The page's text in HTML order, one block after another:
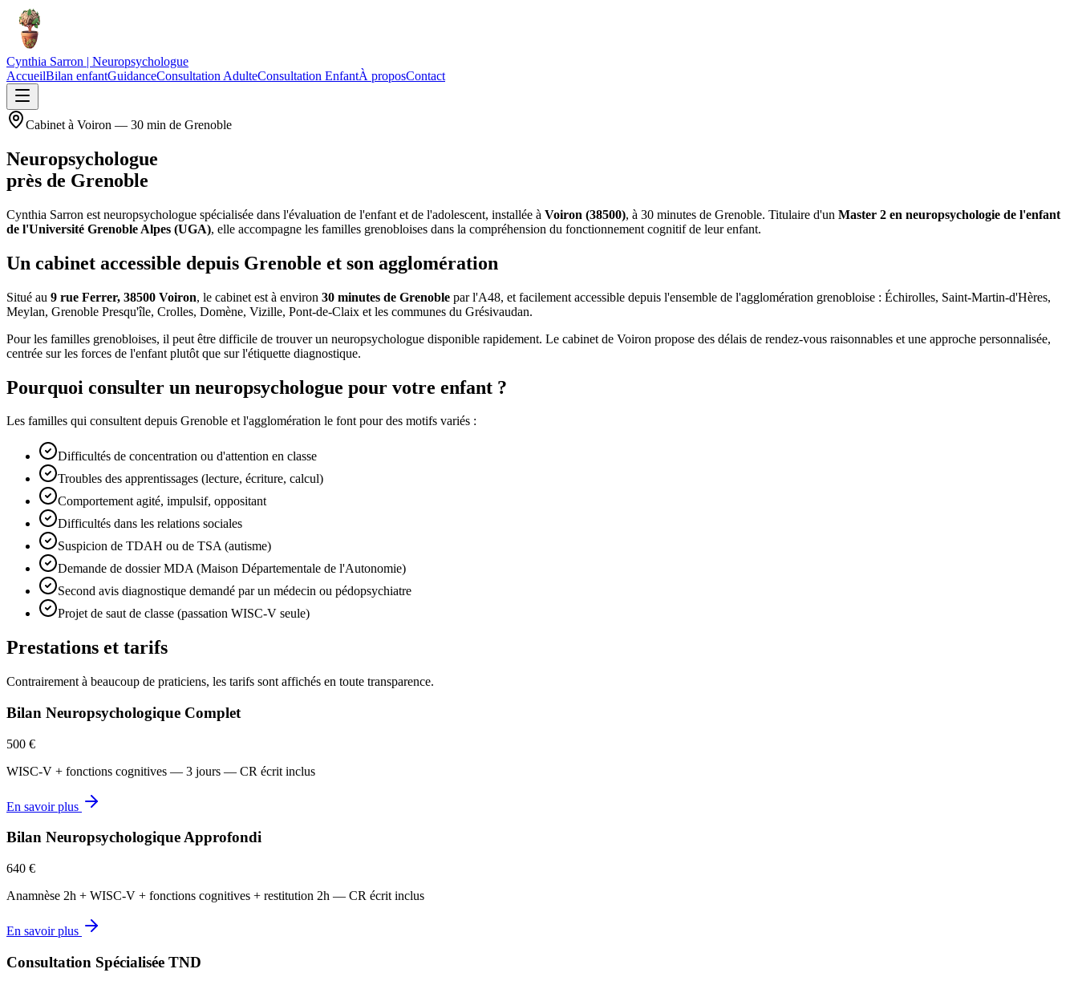
Cynthia Sarron | Neuropsychologue
AccueilBilan enfantGuidanceConsultation AdulteConsultation EnfantÀ proposContact
Cabinet à Voiron — 30 min de Grenoble
Neuropsychologue
près de Grenoble
Cynthia Sarron est neuropsychologue spécialisée dans l'évaluation de l'enfant et de l'adolescent, installée à Voiron (38500), à 30 minutes de Grenoble. Titulaire d'un Master 2 en neuropsychologie de l'enfant
de l'Université Grenoble Alpes (UGA), elle accompagne les familles grenobloises dans la compréhension du fonctionnement cognitif de leur enfant.
Un cabinet accessible depuis Grenoble et son agglomération
Situé au 9 rue Ferrer, 38500 Voiron, le cabinet est à environ 30 minutes de Grenoble par l'A48, et facilement accessible depuis l'ensemble de l'agglomération grenobloise : Échirolles, Saint-Martin-d'Hères,
Meylan, Grenoble Presqu'île, Crolles, Domène, Vizille, Pont-de-Claix et les communes du Grésivaudan.
Pour les familles grenobloises, il peut être difficile de trouver un neuropsychologue disponible rapidement. Le cabinet de Voiron propose des délais de rendez-vous raisonnables et une approche personnalisée,
centrée sur les forces de l'enfant plutôt que sur l'étiquette diagnostique.
Pourquoi consulter un neuropsychologue pour votre enfant ?
Les familles qui consultent depuis Grenoble et l'agglomération le font pour des motifs variés :
Difficultés de concentration ou d'attention en classe
Troubles des apprentissages (lecture, écriture, calcul)
Comportement agité, impulsif, oppositant
Difficultés dans les relations sociales
Suspicion de TDAH ou de TSA (autisme)
Demande de dossier MDA (Maison Départementale de l'Autonomie)
Second avis diagnostique demandé par un médecin ou pédopsychiatre
Projet de saut de classe (passation WISC-V seule)
Prestations et tarifs
Contrairement à beaucoup de praticiens, les tarifs sont affichés en toute transparence.
Bilan Neuropsychologique Complet
500 €
WISC-V + fonctions cognitives — 3 jours — CR écrit inclus
En savoir plus
Bilan Neuropsychologique Approfondi
640 €
Anamnèse 2h + WISC-V + fonctions cognitives + restitution 2h — CR écrit inclus
En savoir plus
Consultation Spécialisée TND